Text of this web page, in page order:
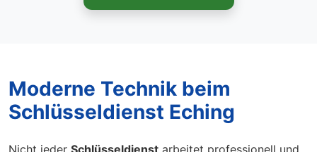
Moderne Technik beim
Schlüsseldienst Eching
Nicht jeder Schlüsseldienst arbeitet professionell und